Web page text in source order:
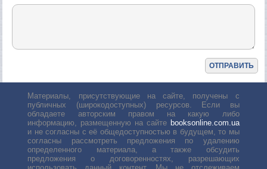
Материалы, присутствующие на сайте, получены с
публичных (широкодоступных) ресурсов. Если вы
обладаете авторским правом на какую либо
информацию, размещенную на сайте booksonline.com.ua
и не согласны с её общедоступностью в будущем, то мы
согласны рассмотреть предложения по удалению
определенного материала, а также обсудить
предложения о договоренностях, разрешающих